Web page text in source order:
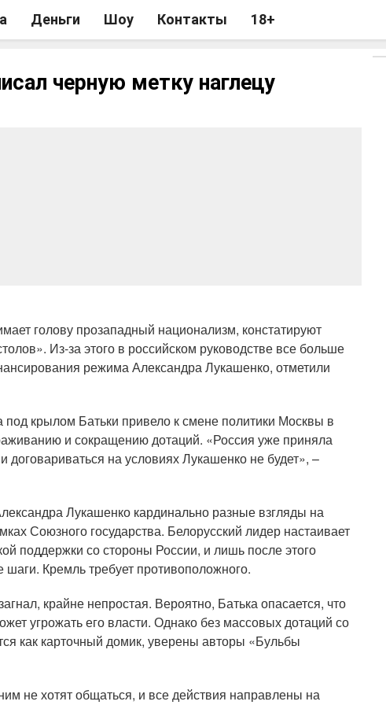
Деньги Шоу Контакты 18+
черную метку наглецу
голову прозападный национализм, констатируют
Из-за этого в российском руководстве все больше
режима Александра Лукашенко, отметили
крылом Батьки привело к смене политики Москвы в
и сокращению дотаций. «Россия уже приняла
договариваться на условиях Лукашенко не будет», –
Лукашенко кардинально разные взгляды на
Союзного государства. Белорусский лидер настаивает
поддержки со стороны России, и лишь после этого
шаги. Кремль требует противоположного.
крайне непростая. Вероятно, Батька опасается, что
угрожать его власти. Однако без массовых дотаций со
как карточный домик, уверены авторы «Бульбы
не хотят общаться, и все действия направлены на